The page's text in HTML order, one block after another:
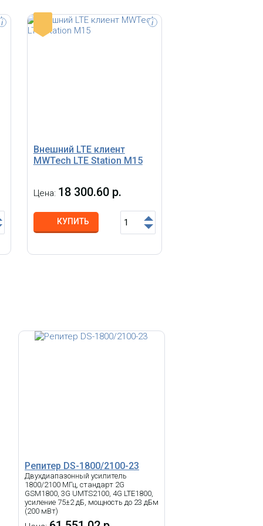
i
Внешний LTE клиент
MWTech LTE Station M15
Цена: 18 300.60 р.
КУПИТЬ
i
Репитер DS-1800/2100-23
Двухдиапазонный усилитель
1800/2100 МГц, стандарт 2G
GSM1800, 3G UMTS2100, 4G LTE1800,
усиление 75±2 дБ, мощность до 23 дБм
(200 мВт)